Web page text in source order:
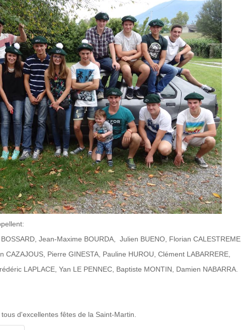
Jean-Maxime BOURDA, Julien BUENO, Florian CALESTREME,
CAZAJOUS, Pierre GINESTA, Pauline HUROU, Clément LABARRERE,
LAPLACE, Yan LE PENNEC, Baptiste MONTIN, Damien NABARRA.
d'excellentes fêtes de la Saint-Martin.